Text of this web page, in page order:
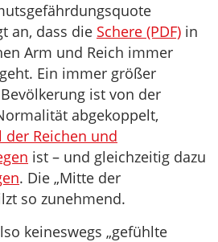
an, dass die Schere (PDF) in
Arm und Reich immer
Ein immer größer
ist von der
abgekoppelt,
der Reichen und
ist – und gleichzeitig dazu
. Die „Mitte der
so zunehmend.
keineswegs „gefühlte